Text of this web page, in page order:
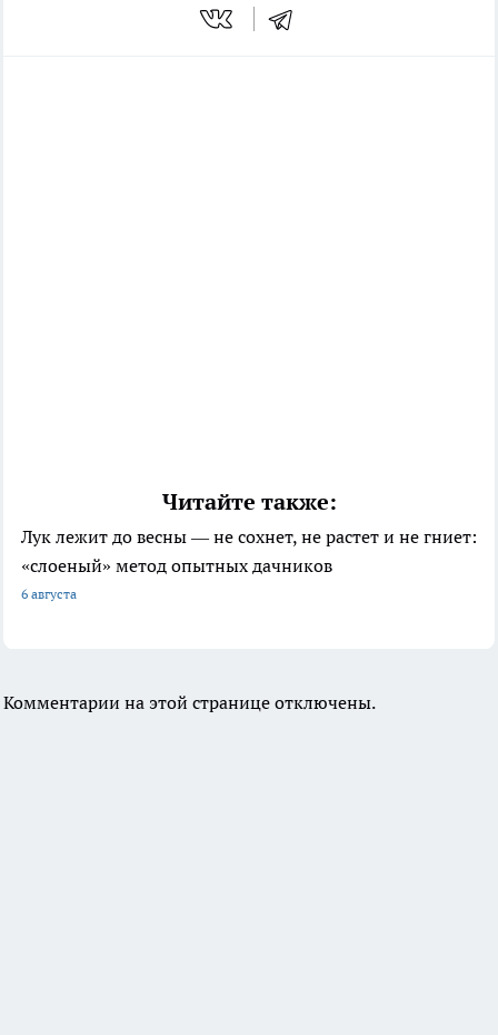
Читайте также:
Лук лежит до весны — не сохнет, не растет и не гниет:
«слоеный» метод опытных дачников
6 августа
Комментарии на этой странице отключены.